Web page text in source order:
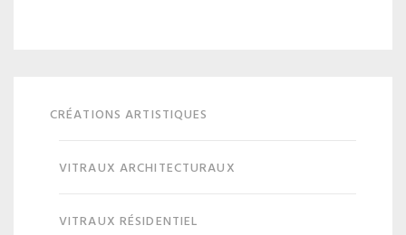
CRÉATIONS ARTISTIQUES
VITRAUX ARCHITECTURAUX
VITRAUX RÉSIDENTIEL